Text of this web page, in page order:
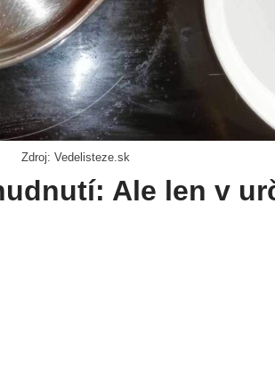
Zdroj: Vedelisteze.sk
Ale len v